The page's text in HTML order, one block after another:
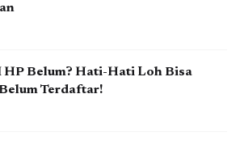
HP Belum? Hati-Hati Loh Bisa
Terdaftar!